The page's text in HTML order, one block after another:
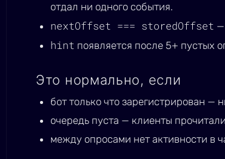
отдал ни одного события.
nextOffset === storedOffset —
hint появляется после 5+ пустых
Это нормально, если
бот только что зарегистрирован —
очередь пуста — клиенты
между опросами нет активности в